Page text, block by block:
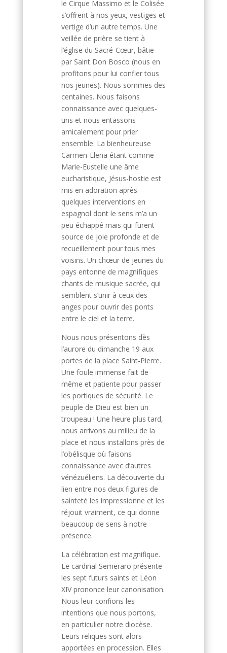
le Cirque Massimo et le Colisée
s’offrent à nos yeux, vestiges et
vertige d’un autre temps. Une
veillée de prière se tient à
l’église du Sacré-Cœur, bâtie
par Saint Don Bosco (nous en
profitons pour lui confier tous
nos jeunes). Nous sommes des
centaines. Nous faisons
connaissance avec quelques-
uns et nous entassons
amicalement pour prier
ensemble. La bienheureuse
Carmen-Elena étant comme
Marie-Eustelle une âme
eucharistique, Jésus-hostie est
mis en adoration après
quelques interventions en
espagnol dont le sens m’a un
peu échappé mais qui furent
source de joie profonde et de
recueillement pour tous mes
voisins. Un chœur de jeunes du
pays entonne de magnifiques
chants de musique sacrée, qui
semblent s’unir à ceux des
anges pour ouvrir des ponts
entre le ciel et la terre.
Nous nous présentons dès
l’aurore du dimanche 19 aux
portes de la place Saint-Pierre.
Une foule immense fait de
même et patiente pour passer
les portiques de sécurité. Le
peuple de Dieu est bien un
troupeau ! Une heure plus tard,
nous arrivons au milieu de la
place et nous installons près de
l’obélisque où faisons
connaissance avec d’autres
vénézuéliens. La découverte du
lien entre nos deux figures de
sainteté les impressionne et les
réjouit vraiment, ce qui donne
beaucoup de sens à notre
présence.
La célébration est magnifique.
Le cardinal Semeraro présente
les sept futurs saints et Léon
XIV prononce leur canonisation.
Nous leur confions les
intentions que nous portons,
en particulier notre diocèse.
Leurs reliques sont alors
apportées en procession. Elles